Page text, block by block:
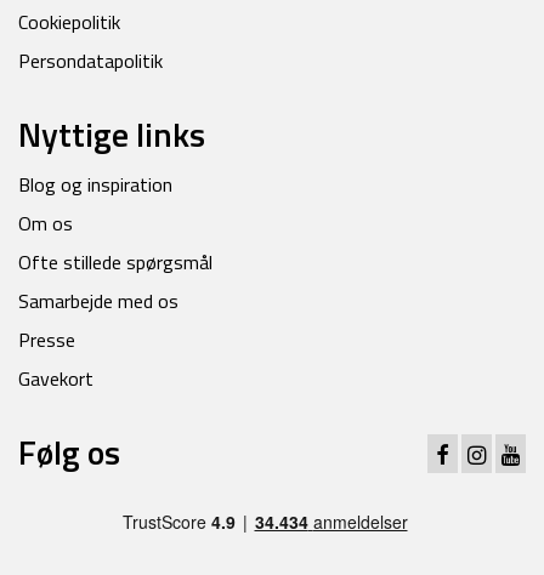
Cookiepolitik
Persondatapolitik
Nyttige links
Blog og inspiration
Om os
Ofte stillede spørgsmål
Samarbejde med os
Presse
Gavekort
Følg os